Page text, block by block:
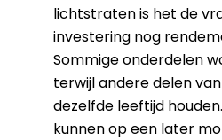
lichtstraten is het de
investering nog
Sommige onderdelen
terwijl andere delen
dezelfde leeftijd
kunnen op een later